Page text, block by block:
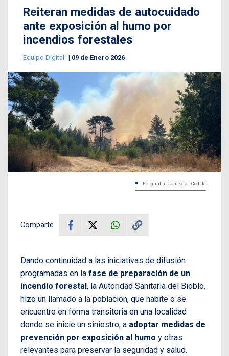
Reiteran medidas de autocuidado
ante exposición al humo por
incendios forestales
Equipo Digital 09 de Enero 2026
Fotografía: Contexto | Cedida
Comparte
Dando continuidad a las iniciativas de difusión
programadas en la fase de preparación de un
incendio forestal , la Autoridad Sanitaria del Biobío,
hizo un llamado a la población, que habite o se
encuentre en forma transitoria en una localidad
donde se inicie un siniestro, a adoptar medidas de
prevención por exposición al humo y otras
relevantes para preservar la seguridad y salud.